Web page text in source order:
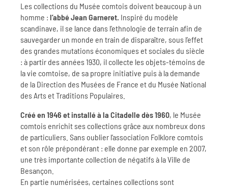
Les collections du Musée comtois doivent beaucoup à un
homme : l’abbé Jean Garneret. Inspiré du modèle
scandinave, il se lance dans l’ethnologie de terrain afin de
sauvegarder un monde en train de disparaître, sous l’effet
des grandes mutations économiques et sociales du siècle
: à partir des années 1930, il collecte les objets-témoins de
la vie comtoise, de sa propre initiative puis à la demande
de la Direction des Musées de France et du Musée National
des Arts et Traditions Populaires.
Créé en 1946 et installé à la Citadelle dès 1960, le Musée
comtois enrichit ses collections grâce aux nombreux dons
de particuliers. Sans oublier l’association Folklore comtois
et son rôle prépondérant : elle donne par exemple en 2007,
une très importante collection de négatifs à la Ville de
Besançon.
En partie numérisées, certaines collections sont